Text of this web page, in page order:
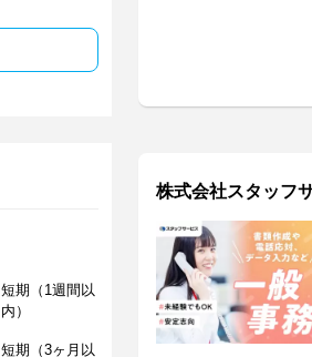
短期（1週間以
内）
短期（3ヶ月以
株式会社スタッフ